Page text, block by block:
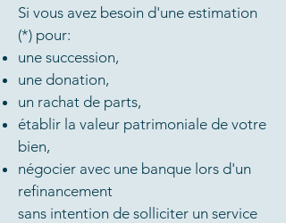
Si vous avez besoin d'une estimation
(*) pour:
une succession,
une donation,
un rachat de parts,
établir la valeur patrimoniale de votre
bien,
négocier avec une banque lors d'un
refinancement
sans intention de solliciter un service